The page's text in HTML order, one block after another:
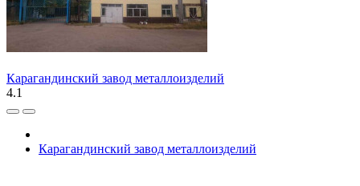
Карагандинский завод металлоизделий
4.1
Карагандинский завод металлоизделий